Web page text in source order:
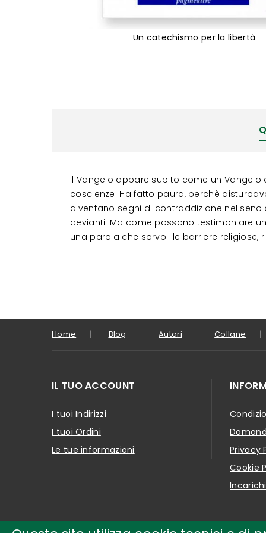
Un catechismo per la libertà
Il Vangelo appare subito come un
coscienze. Ha fatto paura, perchè
diventano segni di contraddizione nel
devianti. Ma come possono testimoniare
una parola che sorvoli le barriere religiose,
Home Blog Autori Collane
IL TUO ACCOUNT
I tuoi Indirizzi
I tuoi Ordini
Le tue informazioni
Privacy
Cookie